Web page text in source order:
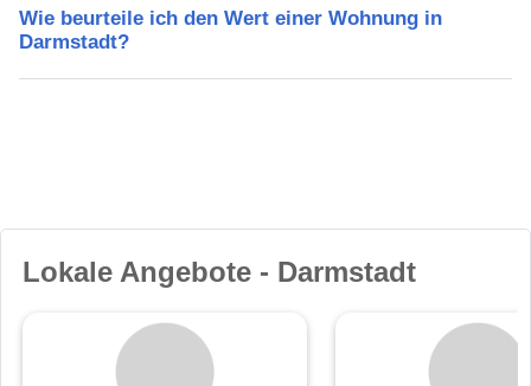
Wie beurteile ich den Wert einer Wohnung in
Darmstadt?
Lokale Angebote - Darmstadt